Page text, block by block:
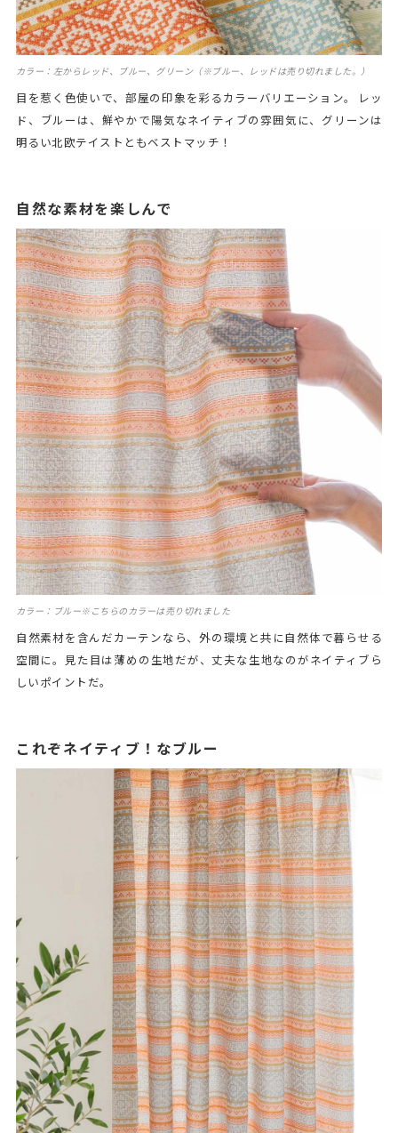
カラー：左からレッド、ブルー、グリーン（※ブルー、レッドは売り切れました。）
目を惹く色使いで、部屋の印象を彩るカラーバリエーション。 レッ
ド、ブルーは、鮮やかで陽気なネイティブの雰囲気に、グリーンは
明るい北欧テイストともベストマッチ！
自然な素材を楽しんで
カラー：ブルー※こちらのカラーは売り切れました
自然素材を含んだカーテンなら、外の環境と共に自然体で暮らせる
空間に。見た目は薄めの生地だが、丈夫な生地なのがネイティブら
しいポイントだ。
これぞネイティブ！なブルー